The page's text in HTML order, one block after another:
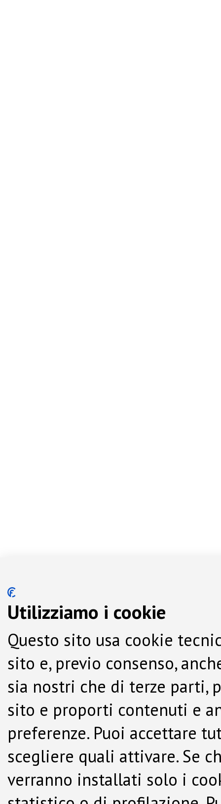
Utilizziamo i cookie
Questo sito usa cookie
sito e, previo consenso,
sia nostri che di terze parti,
sito e proporti contenuti e
preferenze. Puoi accettare
scegliere quali attivare. Se
verranno installati solo i